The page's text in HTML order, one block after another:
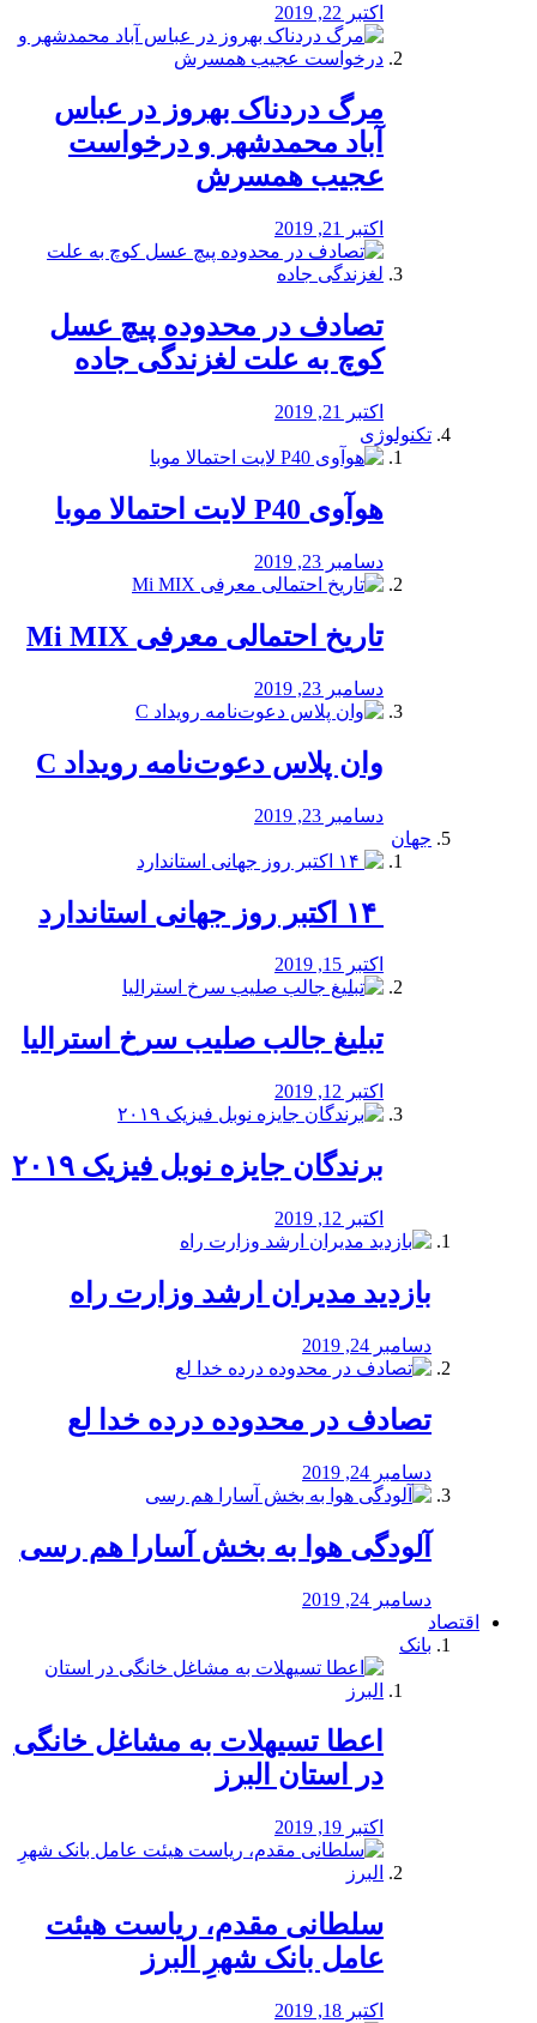
اکتبر 22, 2019
مرگ دردناک بهروز در عباس
آباد محمدشهر و درخواست
عجیب همسرش
اکتبر 21, 2019
تصادف در محدوده پیچ عسل
کوچ به علت لغزندگی جاده
اکتبر 21, 2019
تکنولوژی
هوآوی P40 لایت احتمالا موبا
دسامبر 23, 2019
تاریخ احتمالی معرفی Mi MIX
دسامبر 23, 2019
وان پلاس دعوت‌نامه رویداد C
دسامبر 23, 2019
جهان
اکتبر 15, 2019
تبلیغ جالب صلیب سرخ استرالیا
اکتبر 12, 2019
برندگان جایزه نوبل فیزیک ۲۰۱۹
اکتبر 12, 2019
بازدید مدیران ارشد وزارت راه
دسامبر 24, 2019
تصادف در محدوده درده خدا لع
دسامبر 24, 2019
آلودگی هوا به بخش آسارا هم رسی
دسامبر 24, 2019
اقتصاد
بانک
️اعطا تسیهلات به مشاغل خانگی
در استان البرز
اکتبر 19, 2019
سلطانی مقدم، ریاست هیئت
عامل بانک شهرِ البرز
اکتبر 18, 2019